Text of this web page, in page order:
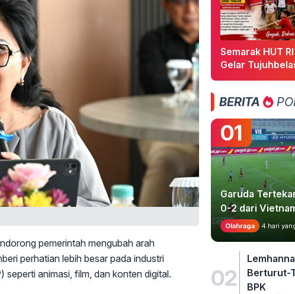
pemerintah mengubah arah
perhatian lebih besar pada industri
animasi, film, dan konten digital.
Semarak HUT
Gelar
BERITA
01
Garuda
0-2 dari
Olahraga 4 hari
02
Berturut-
BPK